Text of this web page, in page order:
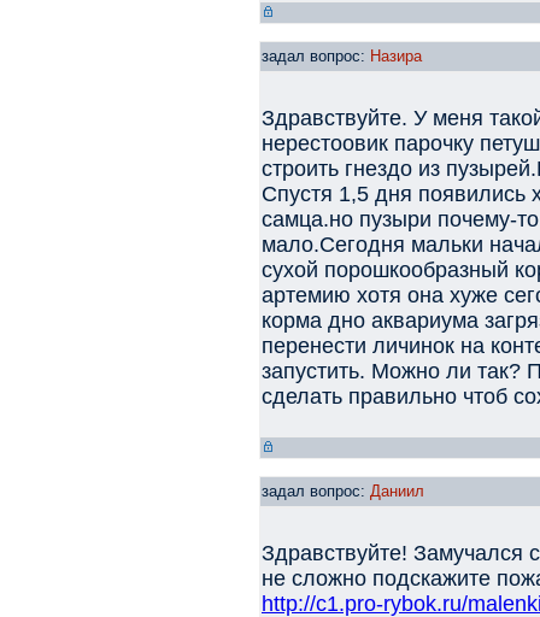
задал вопрос: Назира
Здравствуйте. У меня
нерестоовик парочку
строить гнездо из
Спустя 1,5 дня появились
самца.но пузыри почему-
мало.Сегодня мальки
сухой порошкообразный
артемию хотя она хуже
корма дно аквариума
перенести личинок на
запустить. Можно ли так?
сделать правильно чтоб
задал вопрос: Даниил
Здравствуйте! Замучался
не сложно подскажите
http://c1.pro-rybok.ru/